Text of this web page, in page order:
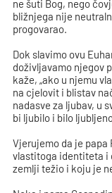
ne šuti Bog, nego
bližnjega nije
progovarao.
Dok slavimo ovu
doživljavamo njegov
kaže, „ako u njemu
na cjelovit i blistav
nadasve za ljubav, u
bi ljubilo i bilo
Vjerujemo da je papa
vlastitoga identiteta i
zemlji težio i koju je